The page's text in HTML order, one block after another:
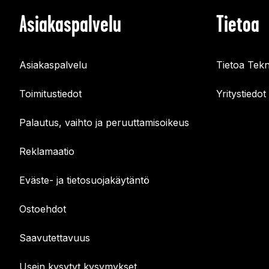
Asiakaspalvelu
Asiakaspalvelu
Toimitustiedot
Palautus, vaihto ja peruuttamisoikeus
Reklamaatio
Eväste- ja tietosuojakäytäntö
Ostoehdot
Saavutettavuus
Usein kysytyt kysymykset
Tietoa
Tietoa
Yritystiedot